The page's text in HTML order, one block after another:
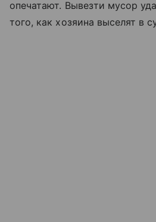
опечатают. Вывезти мусор
того, как хозяина выселят в